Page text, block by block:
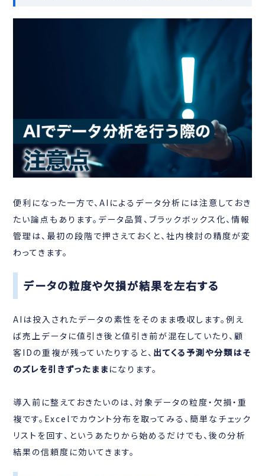
便利になった一方で、AIによるデータ分析には注意しておき
たい論点もあります。データ品質、ブラックボックス化、情報
管理は、最初の段階で押さえておくと、社内検討の精度が変
わってきます。
データの粒度や欠損が結果を左右する
AIは投入されたデータの素性をそのまま吸収します。例え
ば売上データに値引き後と値引き前が混在していたり、顧
客IDの重複が残っていたりすると、 出てくる予測や分類はそ
のズレを引きずったまま になります。
導入前に整えておきたいのは、対象データの粒度・欠損・重
複です。Excelでカウント分布を取ってみる、簡単なチェック
リストを回す、というあたりから始めるだけでも、後の分析
結果の信頼度に効いてきます。